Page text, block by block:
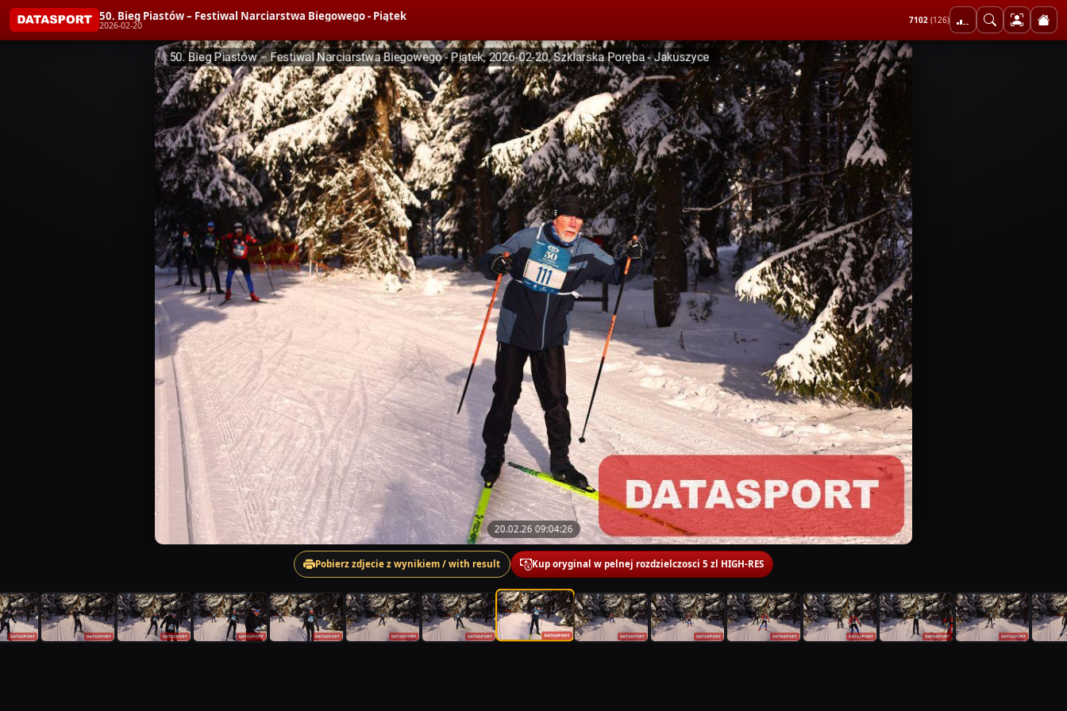
50. Bieg Piastów – Festiwal Narciarstwa Biegowego - Piątek
2026-02-20 7102 (126)
20.02.26 09:04:26
Pobierz zdjecie z wynikiem / with result Kup oryginal w pelnej rozdzielczosci 5 zl HIGH-RES